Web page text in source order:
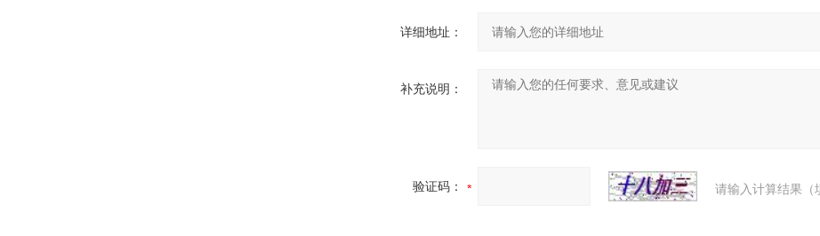
详细地址：
补充说明：
验证码： 请输入计算结果（